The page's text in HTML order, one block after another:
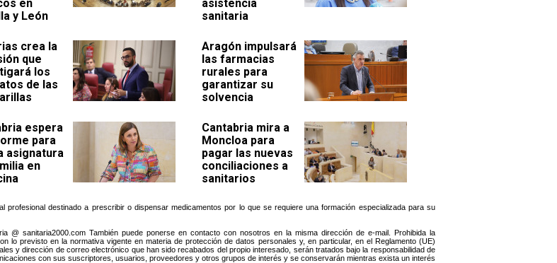
en
y León
asistencia
sanitaria
crea la
que
los
de las
Aragón impulsará
las farmacias
rurales para
garantizar su
solvencia
espera
para
asignatura
en
Cantabria mira a
Moncloa para
pagar las nuevas
conciliaciones a
sanitarios
profesional destinado a prescribir o dispensar medicamentos por lo que se requiere una formación especializada para su
@ sanitaria2000.com También puede ponerse en contacto con nosotros en la misma dirección de e-mail. Prohibida la
lo previsto en la normativa vigente en materia de protección de datos personales y, en particular, en el Reglamento (UE)
y dirección de correo electrónico que han sido recabados del propio interesado, serán tratados bajo la responsabilidad de
con sus suscriptores, usuarios, proveedores y otros grupos de interés y se conservarán mientras exista un interés